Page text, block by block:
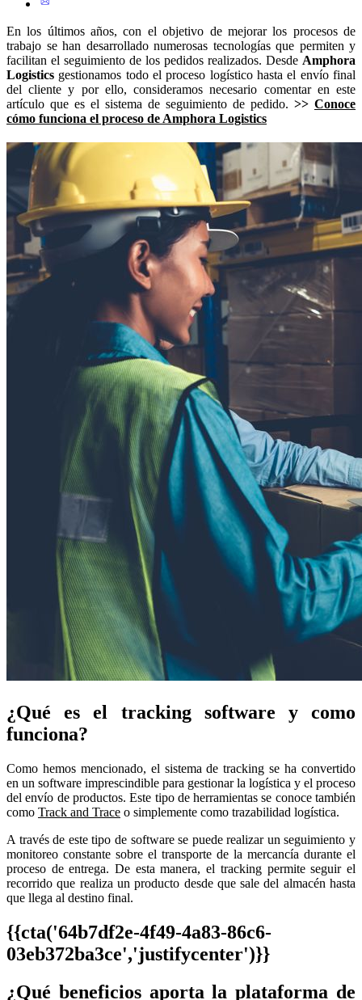
En los últimos años, con el objetivo de mejorar los procesos de
trabajo se han desarrollado numerosas tecnologías que permiten y
facilitan el seguimiento de los pedidos realizados. Desde Amphora
Logistics gestionamos todo el proceso logístico hasta el envío final
del cliente y por ello, consideramos necesario comentar en este
artículo que es el sistema de seguimiento de pedido. >> Conoce
cómo funciona el proceso de Amphora Logistics
¿Qué es el tracking software y como
funciona?
Como hemos mencionado, el sistema de tracking se ha convertido
en un software imprescindible para gestionar la logística y el proceso
del envío de productos. Este tipo de herramientas se conoce también
como Track and Trace o simplemente como trazabilidad logística.
A través de este tipo de software se puede realizar un seguimiento y
monitoreo constante sobre el transporte de la mercancía durante el
proceso de entrega. De esta manera,el tracking permite seguir el
recorrido que realiza un producto desde que sale del almacén hasta
que llega al destino final.
{{cta('64b7df2e-4f49-4a83-86c6-
03eb372ba3ce','justifycenter')}}
¿Qué beneficios aporta la plataforma de